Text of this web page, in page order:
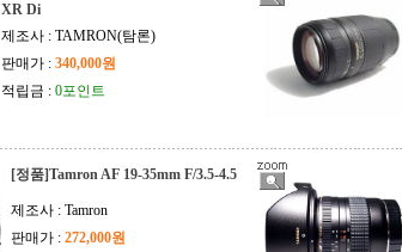
XR Di
제조사 : TAMRON(탐론)
판매가 : 340,000원
적립금 : 0포인트
[정품]Tamron AF 19-35mm F/3.5-4.5
제조사 : Tamron
판매가 : 272,000원